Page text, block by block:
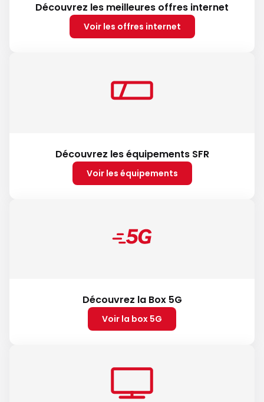
Découvrez les meilleures offres internet
Voir les offres internet
Découvrez les équipements SFR
Voir les équipements
Découvrez la Box 5G
Voir la box 5G